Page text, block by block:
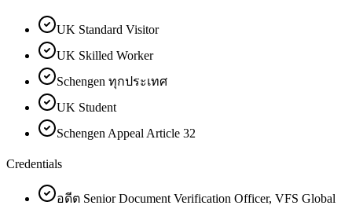
UK Standard Visitor
UK Skilled Worker
Schengen ทุกประเทศ
UK Student
Schengen Appeal Article 32
Credentials
อดีต Senior Document Verification Officer, VFS Global